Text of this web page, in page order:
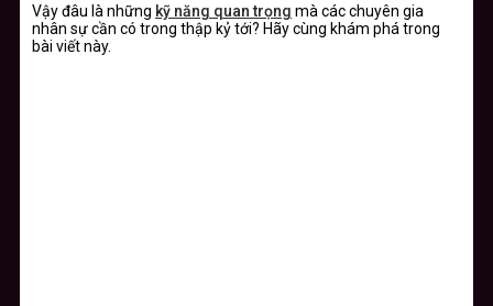
Vậy đâu là những kỹ năng quan trọng mà các chuyên gia
nhân sự cần có trong thập kỷ tới? Hãy cùng khám phá trong
bài viết này.